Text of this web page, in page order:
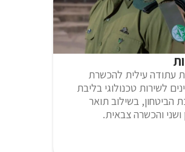
עתודה עילית להכשרת
לשירות טכנולוגי בליבת
הביטחון, בשילוב תואר
ושני והכשרה צבאית.